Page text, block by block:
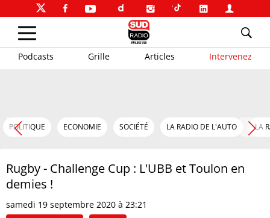
Podcasts Grille Articles Intervenez
POLITIQUE ECONOMIE SOCIÉTÉ LA RADIO DE L'AUTO LA
Rugby - Challenge Cup : L'UBB et Toulon en
demies !
samedi 19 septembre 2020 à 23:21